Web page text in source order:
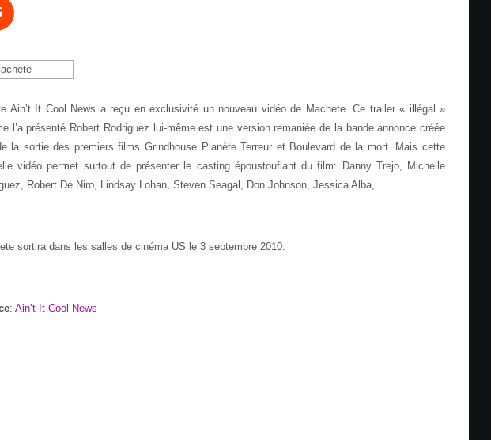
Ain’t It Cool News a reçu en exclusivité un nouveau vidéo de Machete. Ce trailer « illégal »
l’a présenté Robert Rodriguez lui-même est une version remaniée de la bande annonce créée
la sortie des premiers films Grindhouse Planète Terreur et Boulevard de la mort. Mais cette
vidéo permet surtout de présenter le casting époustouflant du film: Danny Trejo, Michelle
Robert De Niro, Lindsay Lohan, Steven Seagal, Don Johnson, Jessica Alba, …
sortira dans les salles de cinéma US le 3 septembre 2010.
: Ain’t It Cool News